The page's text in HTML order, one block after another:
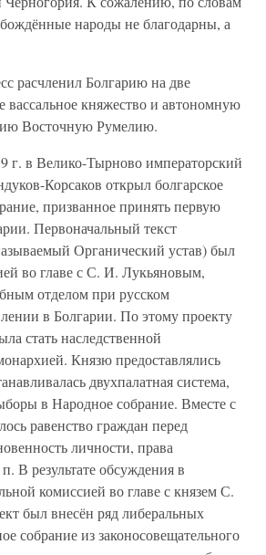
народы не благодарны, а
расчленил Болгарию на две
вассальное княжество и автономную
Восточную Румелию.
г. в Велико-Тырново императорский
Корсаков открыл болгарское
призванное принять первую
Первоначальный текст
Органический устав) был
во главе с С. И. Лукьяновым,
отделом при русском
в Болгарии. По этому проекту
стать наследственной
Князю предоставлялись
двухпалатная система,
в Народное собрание. Вместе с
равенство граждан перед
личности, права
В результате обсуждения в
комиссией во главе с князем С.
был внесён ряд либеральных
собрание из законосовещательного